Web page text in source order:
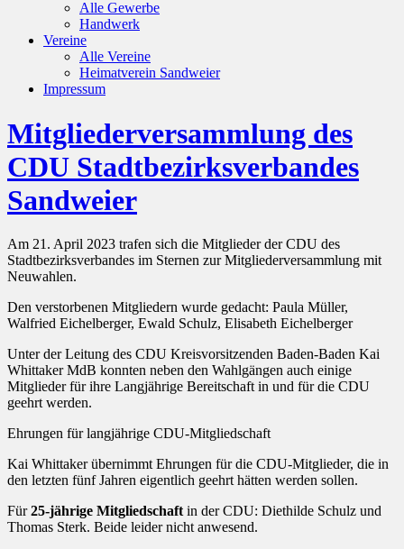
Alle Gewerbe
Handwerk
Vereine
Alle Vereine
Heimatverein Sandweier
Impressum
Mitgliederversammlung des
CDU Stadtbezirksverbandes
Sandweier
Am 21. April 2023 trafen sich die Mitglieder der CDU des
Stadtbezirksverbandes im Sternen zur Mitgliederversammlung mit
Neuwahlen.
Den verstorbenen Mitgliedern wurde gedacht: Paula Müller,
Walfried Eichelberger, Ewald Schulz, Elisabeth Eichelberger
Unter der Leitung des CDU Kreisvorsitzenden Baden-Baden Kai
Whittaker MdB konnten neben den Wahlgängen auch einige
Mitglieder für ihre Langjährige Bereitschaft in und für die CDU
geehrt werden.
Ehrungen für langjährige CDU-Mitgliedschaft
Kai Whittaker übernimmt Ehrungen für die CDU-Mitglieder, die in
den letzten fünf Jahren eigentlich geehrt hätten werden sollen.
Für25-jährige Mitgliedschaft in der CDU: Diethilde Schulz und
Thomas Sterk. Beide leider nicht anwesend.